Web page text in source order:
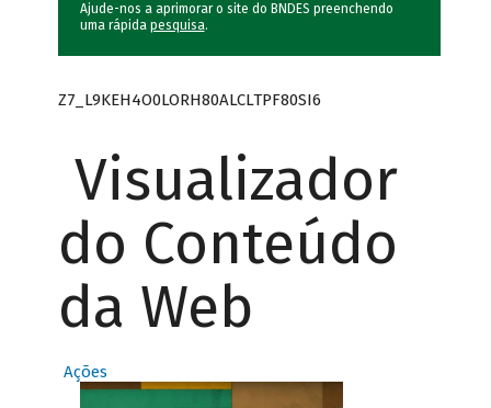
Ajude-nos a aprimorar o site do BNDES preenchendo
uma rápida pesquisa.
Z7_L9KEH4O0LORH80ALCLTPF80SI6
Visualizador
do Conteúdo
da Web
Ações